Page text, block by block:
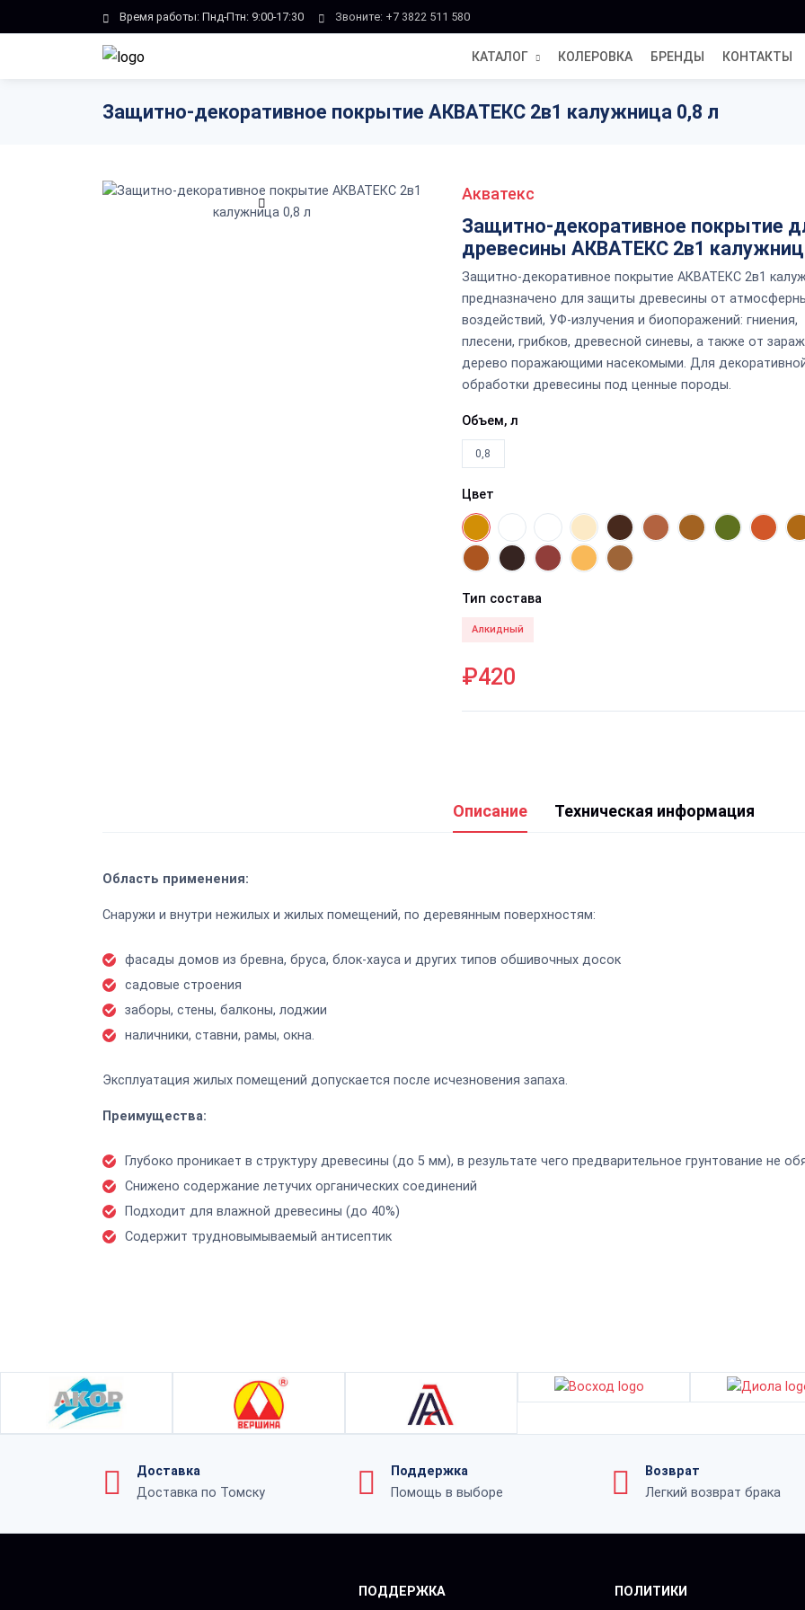
Skip to main contentВремя работы: Пнд-Птн: 9:00-17:30 Звоните: +7 3822 511 580
КАТАЛОГ КОЛЕРОВКА БРЕНДЫ КОНТАКТЫ
Защитно-декоративное покрытие АКВАТЕКС 2в1 калужница 0,8 л
Акватекс
Защитно-декоративное покрытие
древесины АКВАТЕКС 2в1
Защитно-декоративное покрытие АКВАТЕКС 2в1
предназначено для защиты древесины от
воздействий, УФ-излучения и биопоражений: гниения,
плесени, грибков, древесной синевы, а также от
дерево поражающими насекомыми. Для
обработки древесины под ценные породы.
Объем, л
0,8
Цвет
Тип состава
Алкидный
₽420
Описание Техническая информация
Область применения:
Снаружи и внутри нежилых и жилых помещений, по деревянным поверхностям:
фасады домов из бревна, бруса, блок-хауса и других типов обшивочных досок
садовые строения
заборы, стены, балконы, лоджии
наличники, ставни, рамы, окна.
Эксплуатация жилых помещений допускается после исчезновения запаха.
Преимущества:
Глубоко проникает в структуру древесины (до 5 мм), в результате чего предварительное грунтование не
Снижено содержание летучих органических соединений
Подходит для влажной древесины (до 40%)
Содержит трудновымываемый антисептик
Доставка
Доставка по Томску
Поддержка
Помощь в выборе
Возврат
Легкий возврат брака
ПОДДЕРЖКА ПОЛИТИКИ